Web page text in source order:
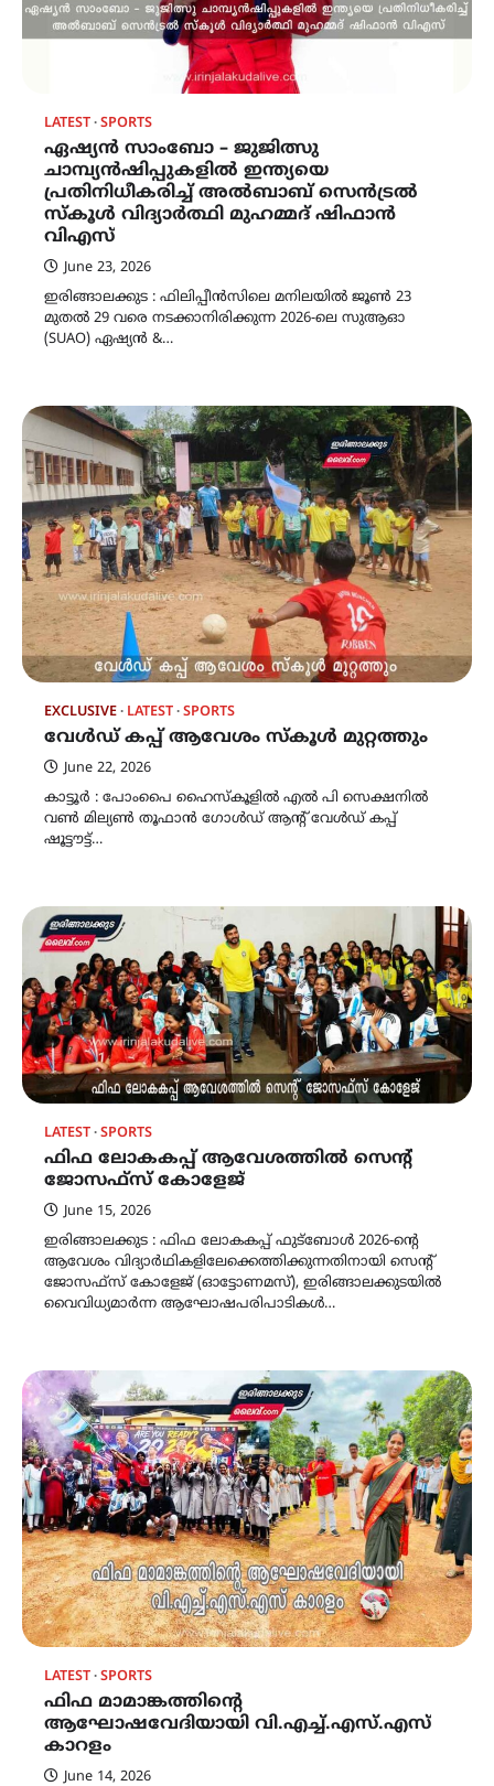
LATEST SPORTS
ഏഷ്യൻ സാംബോ – ജുജിത്സു
ചാമ്പ്യൻഷിപ്പുകളിൽ ഇന്ത്യയെ
പ്രതിനിധീകരിച്ച് അൽബാബ് സെൻട്രൽ
സ്‌കൂൾ വിദ്യാർത്ഥി മുഹമ്മദ് ഷിഫാൻ
വിഎസ്
June 23, 2026
ഇരിങ്ങാലക്കുട : ഫിലിപ്പീൻസിലെ മനിലയിൽ ജൂൺ 23
മുതൽ 29 വരെ നടക്കാനിരിക്കുന്ന 2026-ലെ സുആഓ
(SUAO) ഏഷ്യൻ &…
EXCLUSIVE LATEST SPORTS
വേൾഡ് കപ്പ് ആവേശം സ്‌കൂൾ മുറ്റത്തും
June 22, 2026
കാട്ടൂർ : പോംപൈ ഹൈസ്കൂളിൽ എൽ പി സെക്ഷനിൽ
വൺ മില്യൺ തൂഫാൻ ഗോൾഡ് ആൻ്റ് വേൾഡ് കപ്പ്
ഷൂട്ടൗട്ട്…
LATEST SPORTS
ഫിഫ ലോകകപ്പ് ആവേശത്തിൽ സെന്റ്
ജോസഫ്സ് കോളേജ്
June 15, 2026
ഇരിങ്ങാലക്കുട : ഫിഫ ലോകകപ്പ് ഫുട്ബോൾ 2026-ന്റെ
ആവേശം വിദ്യാർഥികളിലേക്കെത്തിക്കുന്നതിനായി സെന്റ്
ജോസഫ്സ് കോളേജ് (ഓട്ടോണമസ്), ഇരിങ്ങാലക്കുടയിൽ
വൈവിധ്യമാർന്ന ആഘോഷപരിപാടികൾ…
LATEST SPORTS
ഫിഫ മാമാങ്കത്തിന്റെ
ആഘോഷവേദിയായി വി.എച്ച്.എസ്.എസ്
കാറളം
June 14, 2026